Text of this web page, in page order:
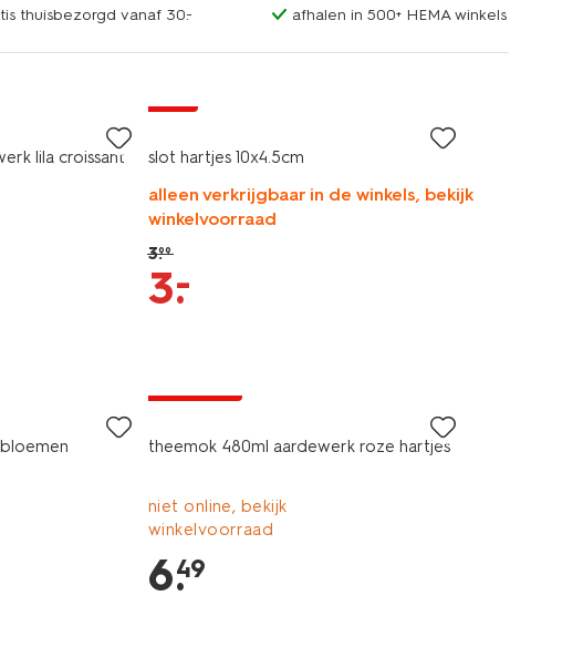
thuisbezorgd vanaf 30.- afhalen in 500+ HEMA winkels
lila croissant slot hartjes 10x4.5cm
alleen verkrijgbaar in de winkels, bekijk
winkelvoorraad
3.99
3.
–
theemok 480ml aardewerk roze hartjes
niet online, bekijk
winkelvoorraad
6.
49